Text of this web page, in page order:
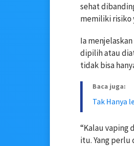
sehat
memiliki risiko
Ia
dipilih atau
tidak bisa
Baca juga:
Tak Hanya
“Kalau vaping
itu. Yang